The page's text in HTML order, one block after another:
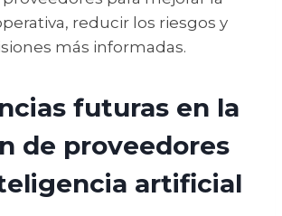
reducir los riesgos y
más informadas.
futuras en la
de proveedores
artificial